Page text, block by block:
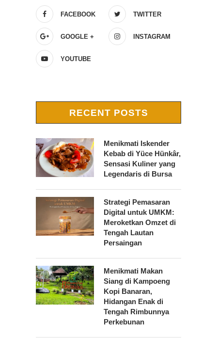
FACEBOOK TWITTER
GOOGLE + INSTAGRAM
YOUTUBE
RECENT POSTS
Menikmati Iskender
Kebab di Yüce Hünkâr,
Sensasi Kuliner yang
Legendaris di Bursa
Strategi Pemasaran
Digital untuk UMKM:
Meroketkan Omzet di
Tengah Lautan
Persaingan
Menikmati Makan
Siang di Kampoeng
Kopi Banaran,
Hidangan Enak di
Tengah Rimbunnya
Perkebunan